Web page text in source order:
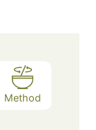
Method